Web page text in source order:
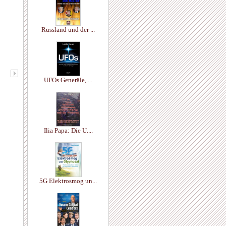
Russland und der ...
UFOs Generäle, ...
Ilia Papa: Die U....
5G Elektrosmog un...